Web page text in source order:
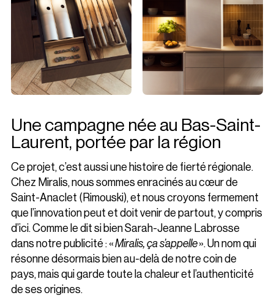
Une campagne née au Bas-Saint-
Laurent, portée par la région
Ce projet, c’est aussi une histoire de fierté régionale.
Chez Miralis, nous sommes enracinés au cœur de
Saint-Anaclet (Rimouski), et nous croyons fermement
que l’innovation peut et doit venir de partout, y compris
d’ici. Comme le dit si bien Sarah-Jeanne Labrosse
dans notre publicité : «Miralis, ça s’appelle». Un nom qui
résonne désormais bien au-delà de notre coin de
pays, mais qui garde toute la chaleur et l’authenticité
de ses origines.